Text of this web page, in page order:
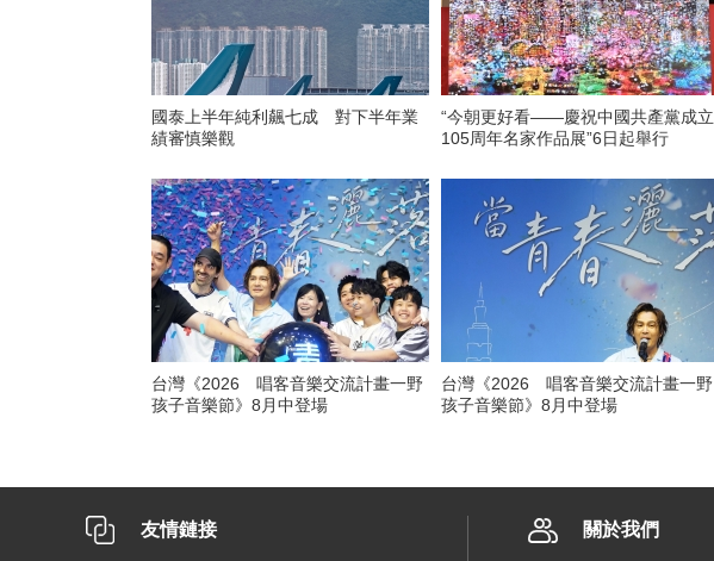
國泰上半年純利飆七成 對下半年業
績審慎樂觀
“今朝更好看——慶祝中國共產黨成立
105周年名家作品展”6日起舉行
台灣《2026 唱客音樂交流計畫一野
孩子音樂節》8月中登場
台灣《2026 唱客音樂交流計畫一野
孩子音樂節》8月中登場
友情鏈接 關於我們